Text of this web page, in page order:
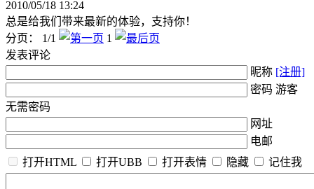
2010/05/18 13:24
总是给我们带来最新的体验，支持你！
分页： 1/1
1
发表评论
昵称 [注册]
密码 游客
无需密码
网址
电邮
打开HTML
打开UBB 打开表情 隐藏 记住我